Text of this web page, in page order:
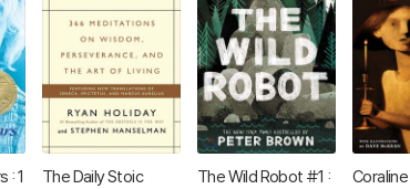
: 1
The Daily Stoic
The Wild Robot #1 :
Coraline